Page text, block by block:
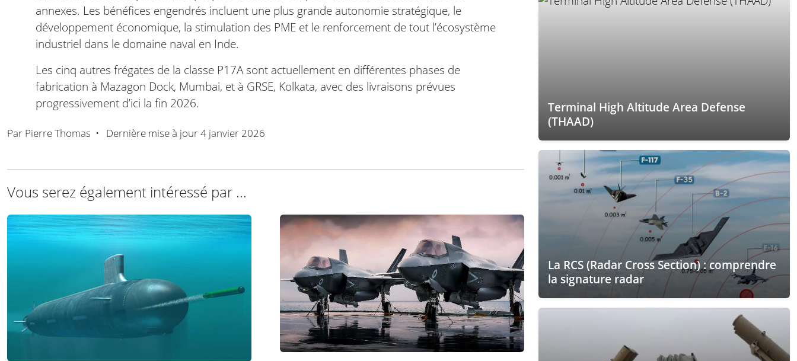
annexes. Les bénéfices engendrés incluent une plus grande autonomie stratégique, le
développement économique, la stimulation des PME et le renforcement de tout l’écosystème
industriel dans le domaine naval en Inde.
Les cinq autres frégates de la classe P17A sont actuellement en différentes phases de
fabrication à Mazagon Dock, Mumbai, et à GRSE, Kolkata, avec des livraisons prévues
progressivement d’ici la fin 2026.
Par Pierre Thomas • Dernière mise à jour4 janvier 2026
Vous serez également intéressé par ...
Terminal High Altitude Area Defense
(THAAD)
La RCS (Radar Cross Section) : comprendre
la signature radar